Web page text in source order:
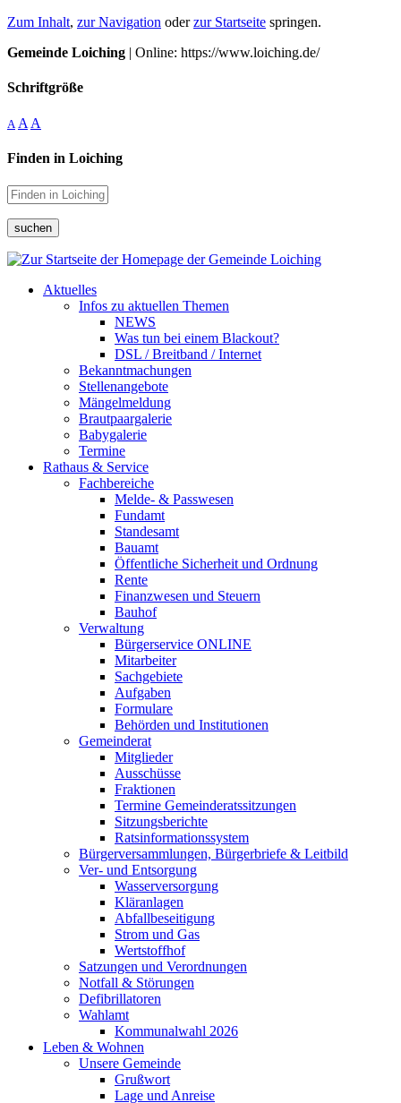
Zum Inhalt, zur Navigation oderzur Startseite springen.
Gemeinde Loiching | Online: https://www.loiching.de/
Schriftgröße
A A A
Finden in Loiching
suchen
Aktuelles
Infos zu aktuellen Themen
NEWS
Was tun bei einem Blackout?
DSL / Breitband / Internet
Bekanntmachungen
Stellenangebote
Mängelmeldung
Brautpaargalerie
Babygalerie
Termine
Rathaus & Service
Fachbereiche
Melde- & Passwesen
Fundamt
Standesamt
Bauamt
Öffentliche Sicherheit und Ordnung
Rente
Finanzwesen und Steuern
Bauhof
Verwaltung
Bürgerservice ONLINE
Mitarbeiter
Sachgebiete
Aufgaben
Formulare
Behörden und Institutionen
Gemeinderat
Mitglieder
Ausschüsse
Fraktionen
Termine Gemeinderatssitzungen
Sitzungsberichte
Ratsinformationssystem
Bürgerversammlungen, Bürgerbriefe & Leitbild
Ver- und Entsorgung
Wasserversorgung
Kläranlagen
Abfallbeseitigung
Strom und Gas
Wertstoffhof
Satzungen und Verordnungen
Notfall & Störungen
Defibrillatoren
Wahlamt
Kommunalwahl 2026
Leben & Wohnen
Unsere Gemeinde
Grußwort
Lage und Anreise